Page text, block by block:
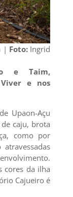
| Foto: Ingrid
e Taim,
e nos
Upaon-Açu
caju, brota
como por
cores da ilha
Cajueiro é